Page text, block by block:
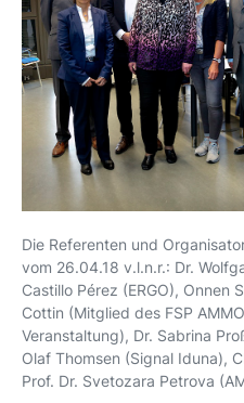
Die Referenten und
vom 26.04.18 v.l.n.r.: Dr.
Castillo Pérez (ERGO), Onnen
Cottin (Mitglied des FSP
Veranstaltung), Dr. Sabrina
Olaf Thomsen (Signal Iduna),
Prof. Dr. Svetozara Petrova